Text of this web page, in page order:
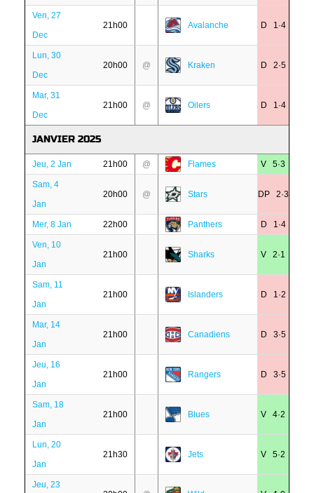
Ven, 27
Dec
21h00 Avalanche D 1·4
Lun, 30
Dec
20h00 @ Kraken D 2·5
Mar, 31
Dec
21h00 @ Oilers D 1·4
JANVIER 2025
Jeu, 2 Jan 21h00 @ Flames V 5·3
Sam, 4
Jan
20h00 @ Stars DP 2·3
Mer, 8 Jan 22h00 Panthers D 1·4
Ven, 10
Jan
21h00 Sharks V 2·1
Sam, 11
Jan
21h00 Islanders D 1·2
Mar, 14
Jan
21h00 Canadiens D 3·5
Jeu, 16
Jan
21h00 Rangers D 3·5
Sam, 18
Jan
21h00 Blues V 4·2
Lun, 20
Jan
21h30 Jets V 5·2
Jeu, 23